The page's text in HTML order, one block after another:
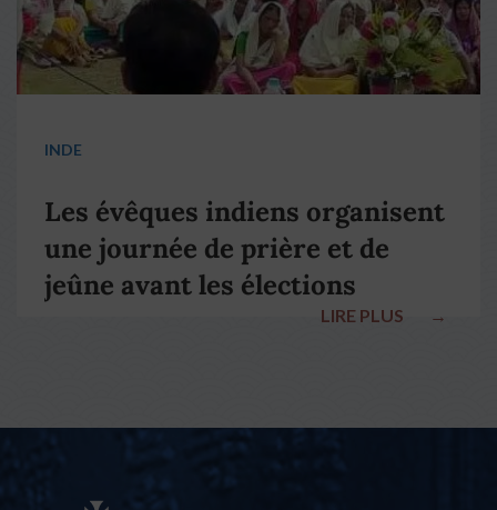
INDE
Les évêques indiens organisent
une journée de prière et de
jeûne avant les élections
LIRE PLUS →